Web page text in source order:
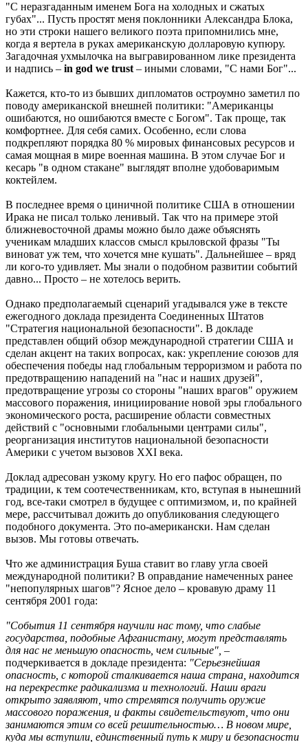
"С неразгаданным именем Бога на холодных и сжатых
губах"... Пусть простят меня поклонники Александра Блока,
но эти строки нашего великого поэта припомнились мне,
когда я вертела в руках американскую долларовую купюру.
Загадочная ухмылочка на выгравированном лике президента
и надпись – in god we trust – иными словами, "С нами Бог"...
Кажется, кто-то из бывших дипломатов остроумно заметил по
поводу американской внешней политики: "Американцы
ошибаются, но ошибаются вместе с Богом". Так проще, так
комфортнее. Для себя самих. Особенно, если слова
подкрепляют порядка 80 % мировых финансовых ресурсов и
самая мощная в мире военная машина. В этом случае Бог и
кесарь "в одном стакане" выглядят вполне удобоваримым
коктейлем.
В последнее время о циничной политике США в отношении
Ирака не писал только ленивый. Так что на примере этой
ближневосточной драмы можно было даже объяснять
ученикам младших классов смысл крыловской фразы "Ты
виноват уж тем, что хочется мне кушать". Дальнейшее – вряд
ли кого-то удивляет. Мы знали о подобном развитии событий
давно... Просто – не хотелось верить.
Однако предполагаемый сценарий угадывался уже в тексте
ежегодного доклада президента Соединенных Штатов
"Стратегия национальной безопасности". В докладе
представлен общий обзор международной стратегии США и
сделан акцент на таких вопросах, как: укрепление союзов для
обеспечения победы над глобальным терроризмом и работа по
предотвращению нападений на "нас и наших друзей",
предотвращение угрозы со стороны "наших врагов" оружием
массового поражения, инициирование новой эры глобального
экономического роста, расширение области совместных
действий с "основными глобальными центрами силы",
реорганизация институтов национальной безопасности
Америки с учетом вызовов ХХI века.
Доклад адресован узкому кругу. Но его пафос обращен, по
традиции, к тем соотечественникам, кто, вступая в нынешний
год, все-таки смотрел в будущее с оптимизмом, и, по крайней
мере, рассчитывал дожить до опубликования следующего
подобного документа. Это по-американски. Нам сделан
вызов. Мы готовы отвечать.
Что же администрация Буша ставит во главу угла своей
международной политики? В оправдание намеченных ранее
"непопулярных шагов"? Ясное дело – кровавую драму 11
сентября 2001 года:
"События 11 сентября научили нас тому, что слабые
государства, подобные Афганистану, могут представлять
для нас не меньшую опасность, чем сильные", –
подчеркивается в докладе президента: "Серьезнейшая
опасность, с которой сталкивается наша страна, находится
на перекрестке радикализма и технологий. Наши враги
открыто заявляют, что стремятся получить оружие
массового поражения, и факты свидетельствуют, что они
занимаются этим со всей решительностью… В новом мире,
куда мы вступили, единственный путь к миру и безопасности